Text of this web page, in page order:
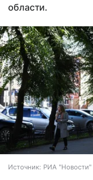
области.
Источник: РИА "Новости"